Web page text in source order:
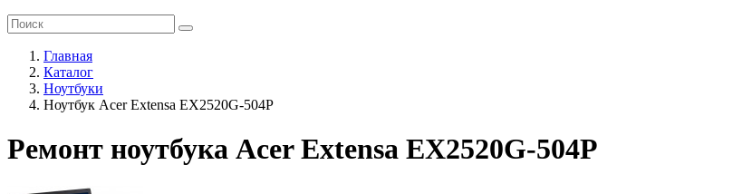
Главная
Каталог
Ноутбуки
Ноутбук Acer Extensa EX2520G-504P
Ремонт ноутбука Acer Extensa EX2520G-504P